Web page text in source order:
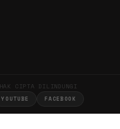
CIPTA DILINDUNGI
YOUTUBE FACEBOOK